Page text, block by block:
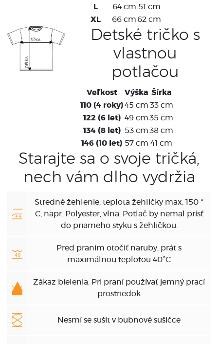
L
64 cm 51 cm
XL
66 cm 62 cm
Detské tričko s
vlastnou
potlačou
Veľkosť Výška Šírka
110 (4 roky) 45 cm 33 cm
122 (6 let) 49 cm 35 cm
134 (8 let) 53 cm 38 cm
146 (10 let) 57 cm 41 cm
Starajte sa o svoje tričká,
nech vám dlho vydržia
Stredné žehlenie, teplota žehličky max. 150 °
C, napr. Polyester, vlna. Potlač by nemal prísť
do priameho styku s žehličkou.
Pred praním otočiť naruby, prát s
maximálnou teplotou 40°C
Zákaz bielenia. Pri praní používať jemný prací
prostriedok
Nesmí se sušit v bubnové sušičce